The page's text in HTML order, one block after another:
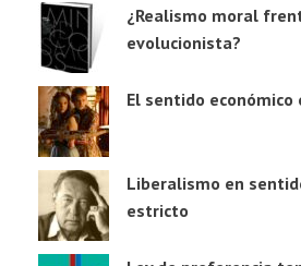
¿Realismo moral
evolucionista?
El sentido económico
Liberalismo en
estricto